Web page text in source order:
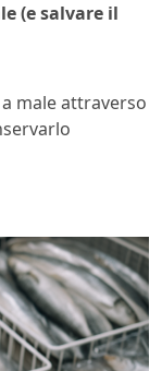
(e salvare il
male attraverso